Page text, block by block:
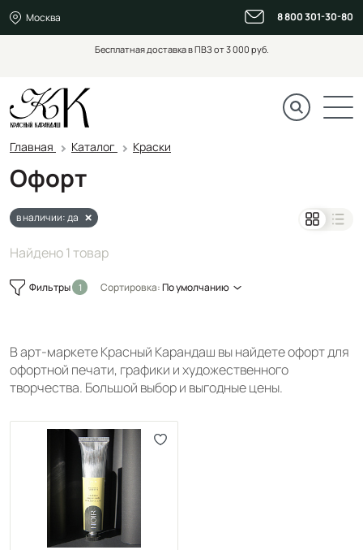
Москва 8 800 301-30-80
Бесплатная доставка в ПВЗ от 3 000 руб.
Главная Каталог Краски
Офорт
в наличии: да
Найдено 1 товар
Фильтры Сортировка:По умолчанию
В арт-маркете Красный Карандаш вы найдете офорт для
офортной печати, графики и художественного
творчества. Большой выбор и выгодные цены.